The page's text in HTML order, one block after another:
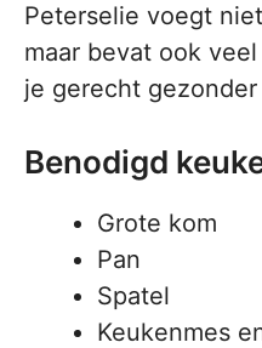
Peterselie voegt
maar bevat ook
je gerecht
Benodigd
Grote kom
Pan
Spatel
Keukenmes